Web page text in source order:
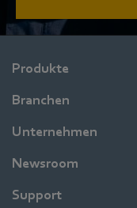
Produkte
Branchen
Unternehmen
Newsroom
Support